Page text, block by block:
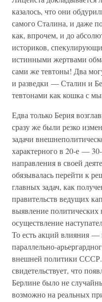
казалось, что они
самого Сталина, и даже
как, впрочем, и до
историков,
истинными жертвами
сами же тевтоны! Два
и разведки — Сталин и
тевтонами как кошка с
Едва только Берия
сразу же были резко
задачи
характерного в 20-е —
направления в своей
обязывалась перейти к
главных задач, как
правительств ведущих
выявление политических
осуществление
То есть акций влияния —
параллельно-
внешней политики СССР.
свидетельствует, что
Берлине было не
возможно на реальных